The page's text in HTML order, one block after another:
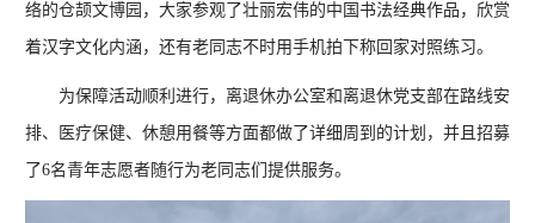
络的仓颉文博园，大家参观了壮丽宏伟的中国书法经典作品，欣赏
着汉字文化内涵，还有老同志不时用手机拍下称回家对照练习。
为保障活动顺利进行，离退休办公室和离退休党支部在路线安
排、医疗保健、休憩用餐等方面都做了详细周到的计划，并且招募
了6名青年志愿者随行为老同志们提供服务。